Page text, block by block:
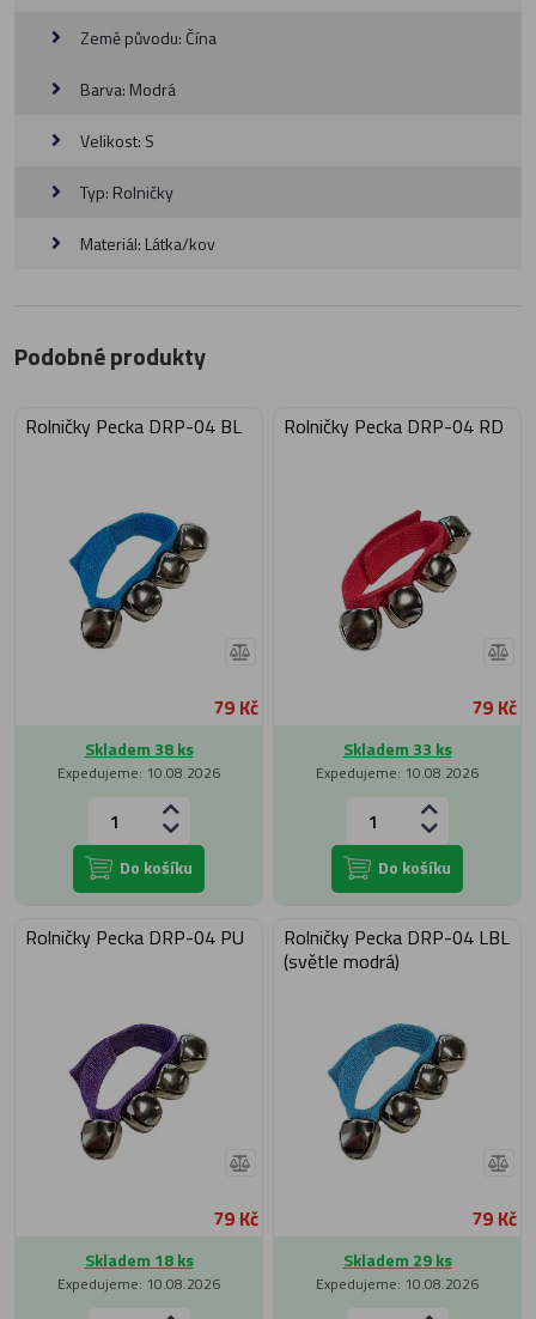
Země původu: Čína
Barva: Modrá
Velikost: S
Typ: Rolničky
Materiál: Látka/kov
Podobné produkty
Rolničky Pecka DRP-04 BL
79 Kč
Skladem 38 ks
Expedujeme: 10.08.2026
Do košíku
Rolničky Pecka DRP-04 RD
79 Kč
Skladem 33 ks
Expedujeme: 10.08.2026
Do košíku
Rolničky Pecka DRP-04 PU
79 Kč
Skladem 18 ks
Expedujeme: 10.08.2026
Rolničky Pecka DRP-04 LBL
(světle modrá)
79 Kč
Skladem 29 ks
Expedujeme: 10.08.2026